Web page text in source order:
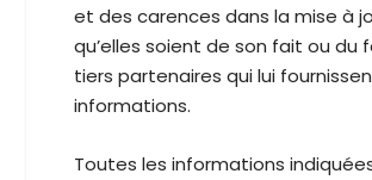
et des carences dans la mise à
qu’elles soient de son fait ou du
tiers partenaires qui lui
informations.
Toutes les informations